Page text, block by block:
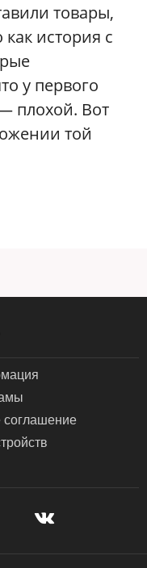
товары,
история с
у первого
плохой. Вот
той
соглашение